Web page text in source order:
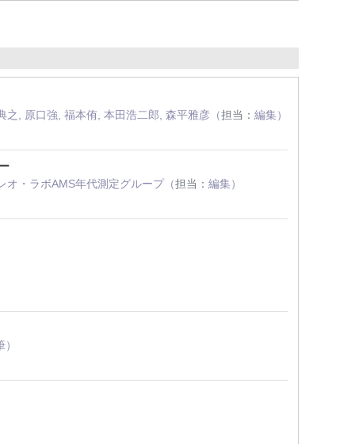
, 原口強, 福本侑, 本田浩二郎, 森平雅彦（担当： 編集）
オ・ラボAMS年代測定グループ（担当： 編集）